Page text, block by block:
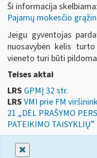
Ši informacija skelbiama:
Pajamų mokesčio
Jeigu gyventojas
nuosavybėn kelis
vieneto turi būti
Teises aktai
LRS GPMĮ 32 str.
LRS VMI prie FM
21 „DĖL PRAŠYMO
PATEIKIMO TAISYKLIŲ”